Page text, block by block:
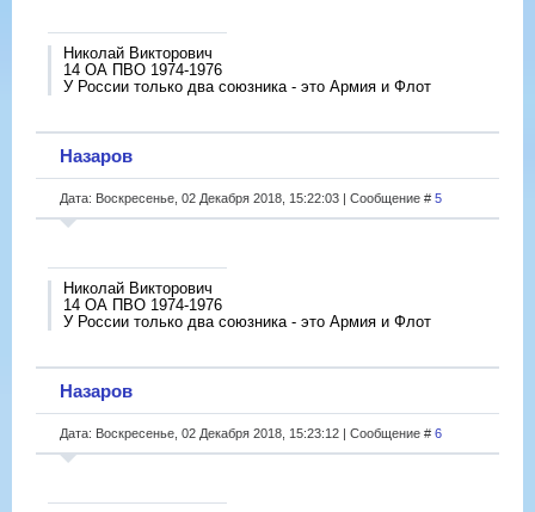
Николай Викторович
14 ОА ПВО 1974-1976
У России только два союзника - это Армия и Флот
Назаров
Дата: Воскресенье, 02 Декабря 2018, 15:22:03 | Сообщение # 5
Николай Викторович
14 ОА ПВО 1974-1976
У России только два союзника - это Армия и Флот
Назаров
Дата: Воскресенье, 02 Декабря 2018, 15:23:12 | Сообщение # 6